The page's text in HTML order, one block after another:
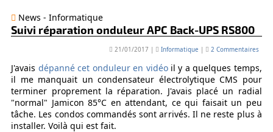
News - Informatique
Suivi réparation onduleur APC Back-UPS RS800
21/01/2017 | Informatique | 2 Commentaires
J'avais dépanné cet onduleur en vidéoil y a quelques temps,
il me manquait un condensateur électrolytique CMS pour
terminer proprement la réparation. J'avais placé un radial
"normal" Jamicon 85°C en attendant, ce qui faisait un peu
tâche. Les condos commandés sont arrivés. Il ne reste plus à
installer. Voilà qui est fait.